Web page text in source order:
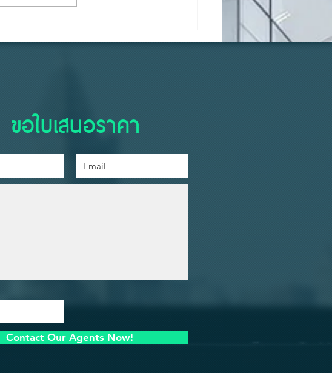
ห้ามสูบบุหรี่ที่ระเบียง?
อใบเสนอราคา
Contact Our Agents Now!